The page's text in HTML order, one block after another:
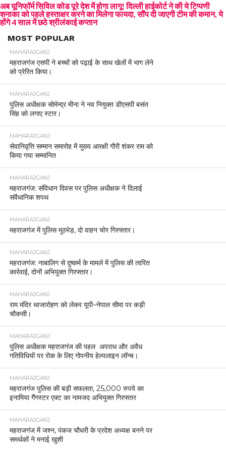
अब यूनिफॉर्म सिविल कोड पूरे देश में होगा लागू! दिल्ली हाईकोर्ट ने की ये टिप्पणी
शनाका को पहले हस्ताक्षर करने का मिलेगा फायदा, सौंप दी जाएगी टीम की कमान, ये
होंगे 4 साल में छठे श्रीलंकाई कप्तान
MOST POPULAR
MAHARAJGANJ
महराजगंज एसपी ने बच्चों को पढ़ाई के साथ खेलों में भाग लेने
को प्रेरित किया।
MAHARAJGANJ
पुलिस अधीक्षक सोमेन्द्र मीना ने नव नियुक्त डीएसपी बसंत
सिंह को लगाए स्टार।
MAHARAJGANJ
सेवानिवृत्ति सम्मान समारोह में मुख्य आरक्षी गौरी शंकर राम को
किया गया सम्मानित
MAHARAJGANJ
महराजगंज: संविधान दिवस पर पुलिस अधीक्षक ने दिलाई
संवैधानिक शपथ
MAHARAJGANJ
महराजगंज में पुलिस मुठभेड़, दो वाहन चोर गिरफ्तार।
MAHARAJGANJ
महराजगंज: नाबालिग से दुष्कर्म के मामले में पुलिस की त्वरित
कार्रवाई, दोनों अभियुक्त गिरफ्तार।
MAHARAJGANJ
राम मंदिर ध्वजारोहण को लेकर यूपी–नेपाल सीमा पर कड़ी
चौकसी।
MAHARAJGANJ
पुलिस अधीक्षक महराजगंज की पहल अपराध और अवैध
गतिविधियों पर रोक के लिए गोपनीय हेल्पलाइन लॉन्च।
MAHARAJGANJ
महराजगंज पुलिस की बड़ी सफलता, 25,000 रुपये का
इनामिया गैंगस्टर एक्ट का नामजद अभियुक्त गिरफ्तार
MAHARAJGANJ
महराजगंज में जश्न, पंकज चौधरी के प्रदेश अध्यक्ष बनने पर
समर्थकों ने मनाई खुशी